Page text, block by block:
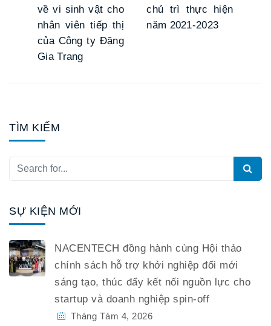
về vi sinh vật cho
nhân viên tiếp thị
của Công ty Đặng
Gia Trang
chủ trì thực hiện
năm 2021-2023
TÌM KIẾM
SỰ KIỆN MỚI
NACENTECH đồng hành cùng Hội thảo
chính sách hỗ trợ khởi nghiệp đổi mới
sáng tạo, thúc đẩy kết nối nguồn lực cho
startup và doanh nghiệp spin-off
Tháng Tám 4, 2026